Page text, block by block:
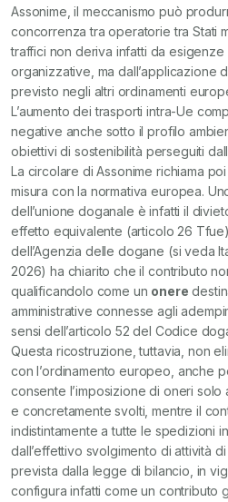
Assonime, il meccanismo può
concorrenza tra operatorie tra Stati
traffici non deriva infatti da
organizzative, ma dall’applicazione
previsto negli altri ordinamenti
L’aumento dei trasporti intra-Ue
negative anche sotto il profilo
obiettivi di sostenibilità perseguiti
La circolare di Assonime richiama
misura con la normativa europea.
dell’unione doganale è infatti il
effetto equivalente (articolo 26
dell’Agenzia delle dogane (si veda
2026) ha chiarito che il contributo
qualificandolo come un onere
amministrative connesse agli
sensi dell’articolo 52 del Codice
Questa ricostruzione, tuttavia, non
con l’ordinamento europeo, anche
consente l’imposizione di oneri
e concretamente svolti, mentre il
indistintamente a tutte le spedizioni
dall’effettivo svolgimento di attività
prevista dalla legge di bilancio, in
configura infatti come un contributo